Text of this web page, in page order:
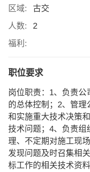
区域:
古交
人数:
2
福利:
职位要求
岗位职责：1、负责
的总体控制；2、管
和实施重大技术决策
技术问题；4、负责组
理、不定期对施工现
发现问题及时召集相
标工作的相关技术资